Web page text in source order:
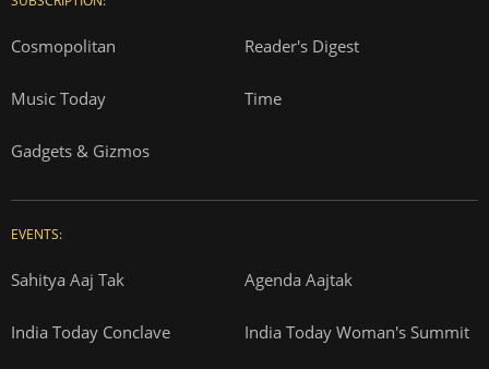
Cosmopolitan Reader's Digest
Music Today Time
Gadgets & Gizmos
EVENTS:
Sahitya Aaj Tak Agenda Aajtak
India Today Conclave India Today Woman's Summit